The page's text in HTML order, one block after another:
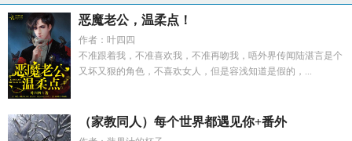
恶魔老公，温柔点！
作者：叶四四
不准跟着我，不准喜欢我，不准再吻我，唔外界传闻陆湛言是个
又坏又狠的角色，不喜欢女人，但是容浅知道是假的，...
（家教同人）每个世界都遇见你+番外